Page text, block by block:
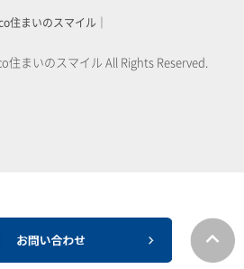
住まいのスマイル｜
まいのスマイル All Rights Reserved.